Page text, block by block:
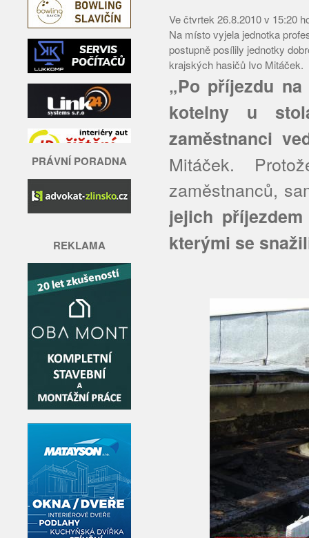
PRÁVNÍ PORADNA
REKLAMA
Ve čtvrtek 26.8.2010 v 15:20
Na místo vyjela jednotka
postupně posílily jednotky
krajských hasičů Ivo Mitáček.
„Po příjezdu
kotelny u
zaměstnanci
Mitáček.
zaměstnanců,
jejich
kterými se